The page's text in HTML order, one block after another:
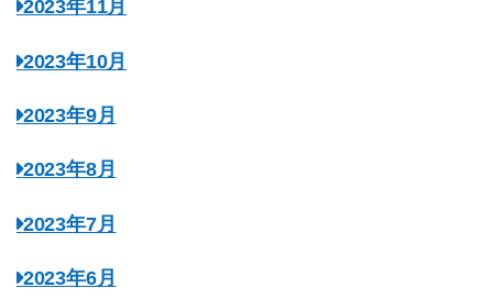
2023年11月
2023年10月
2023年9月
2023年8月
2023年7月
2023年6月